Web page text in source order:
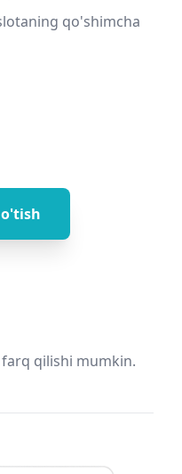
qo'shimcha
qilishi mumkin.